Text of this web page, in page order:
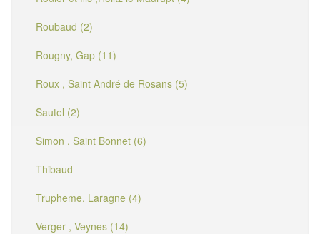
Roubaud (2)
Rougny, Gap (11)
Roux , Saint André de Rosans (5)
Sautel (2)
Simon , Saint Bonnet (6)
Thibaud
Trupheme, Laragne (4)
Verger , Veynes (14)